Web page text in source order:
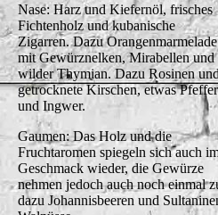
Nase: Harz und Kiefernöl, frisches
Fichtenholz und kubanische
Zigarren. Dazu Orangenmarmelade
mit Gewürznelken, Mirabellen und
wilder Thymian. Dazu Rosinen und
getrocknete Kirschen, etwas Pfeffer
und Ingwer.
Gaumen: Das Holz und die
Fruchtaromen spiegeln sich auch
Geschmack wieder, die Gewürze
nehmen jedoch auch noch einmal
dazu Johannisbeeren und